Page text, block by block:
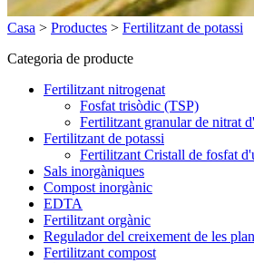
Casa > Productes > Fertilitzant de potassi
Categoria de producte
Fertilitzant nitrogenat
Fosfat trisòdic (TSP)
Fertilitzant granular de nitrat
Fertilitzant de potassi
Fertilitzant Cristall de fosfat
Sals inorgàniques
Compost inorgànic
EDTA
Fertilitzant orgànic
Regulador del creixement de les
Fertilitzant compost